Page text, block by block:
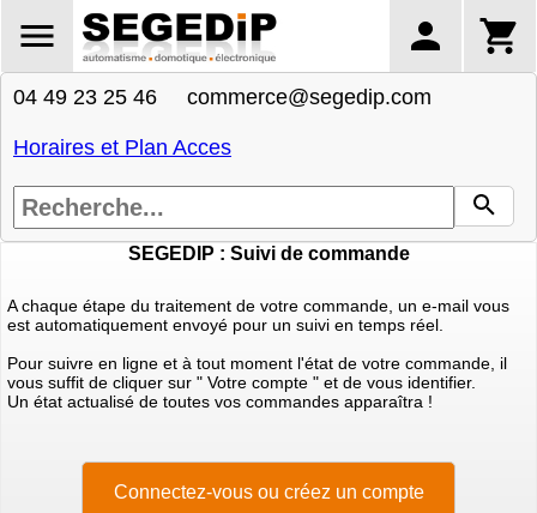
04 49 23 25 46 commerce@segedip.com
Horaires et Plan Acces
SEGEDIP : Suivi de commande
A chaque étape du traitement de votre commande, un e-mail vous
est automatiquement envoyé pour un suivi en temps réel.
Pour suivre en ligne et à tout moment l'état de votre commande, il
vous suffit de cliquer sur " Votre compte " et de vous identifier.
Un état actualisé de toutes vos commandes apparaîtra !
Connectez-vous ou créez un compte